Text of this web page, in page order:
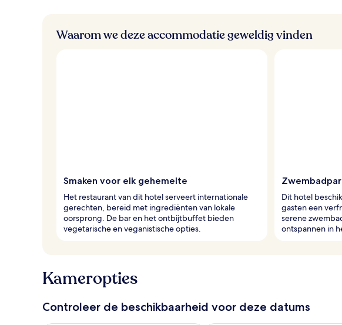
Waarom we deze accommodatie geweldig vinden
Smaken voor elk gehemelte
Het restaurant van dit hotel serveert internationale
gerechten, bereid met ingrediënten van lokale
oorsprong. De bar en het ontbijtbuffet bieden
vegetarische en veganistische opties.
Dit hotel
gasten een
serene
ontspannen in
Kameropties
Controleer de beschikbaarheid voor deze datums